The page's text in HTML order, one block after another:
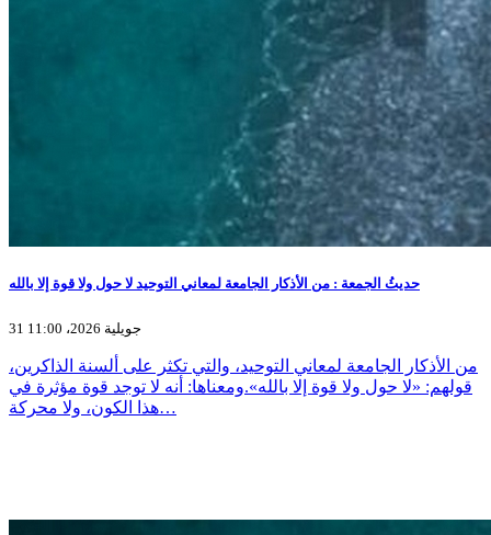
حديثُ الجمعة : من الأذكار الجامعة لمعاني التوحيد لا حول ولا قوة إلا بالله
31 جويلية 2026، 11:00
من الأذكار الجامعة لمعاني التوحيد، والتي تكثر على ألسنة الذاكرين،
قولهم: «لا حول ولا قوة إلا بالله».ومعناها: أنه لا توجد قوة مؤثرة في
هذا الكون، ولا محركة…